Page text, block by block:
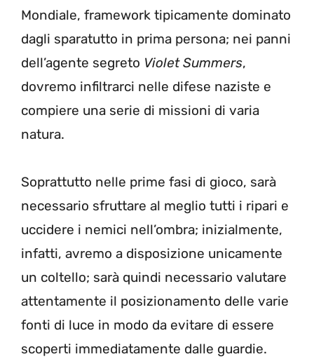
Mondiale, framework tipicamente dominato
dagli sparatutto in prima persona; nei panni
dell’agente segreto Violet Summers,
dovremo infiltrarci nelle difese naziste e
compiere una serie di missioni di varia
natura.
Soprattutto nelle prime fasi di gioco, sarà
necessario sfruttare al meglio tutti i ripari e
uccidere i nemici nell’ombra; inizialmente,
infatti, avremo a disposizione unicamente
un coltello; sarà quindi necessario valutare
attentamente il posizionamento delle varie
fonti di luce in modo da evitare di essere
scoperti immediatamente dalle guardie.